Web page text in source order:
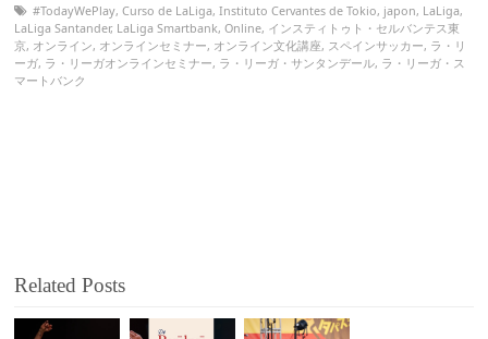
#TodayWePlay,Curso de LaLiga,Instituto Cervantes de Tokio, japon, LaLiga,
LaLiga Santander, LaLiga Smartbank,Online, インスティトゥト・セルバンテス東
京, オンライン, オンラインセミナー, オンライン文化講座, スペインサッカー, ラ・リ
ーガ, ラ・リーガオンラインセミナー, ラ・リーガ・サンタンデール, ラ・リーガ・ス
マートバンク
Related Posts